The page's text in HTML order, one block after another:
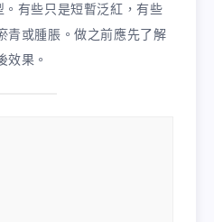
有些只是短暫泛紅，有些
青或腫脹。做之前應先了解
效果。